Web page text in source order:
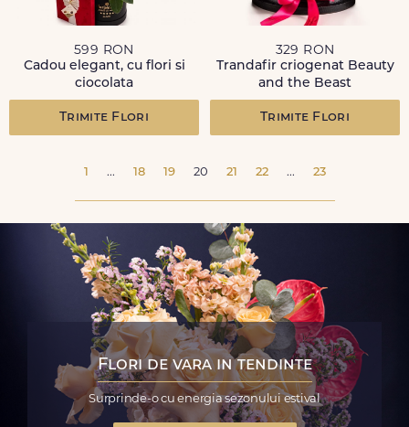
599 RON
Cadou elegant, cu flori si
ciocolata
Trimite Flori
329 RON
Trandafir criogenat Beauty
and the Beast
Trimite Flori
1 ... 18 19 20 21 22 ... 23
Flori de vara in tendinte
Surprinde-o cu energia sezonului estival